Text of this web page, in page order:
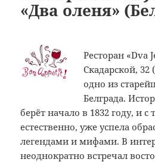
«Два оленя»
Ресторан «Dva
Скадарской,
одно из
Белграда.
берёт начало в 1832 году, и с
естественно, уже успела
легендами и мифами. В
неоднократно встречал